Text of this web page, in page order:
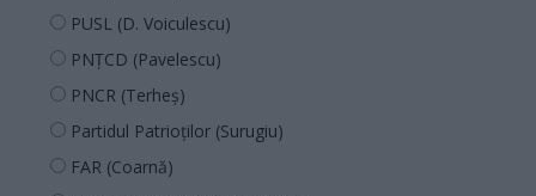
PUSL (D. Voiculescu)
PNȚCD (Pavelescu)
PNCR (Terheș)
Partidul Patrioților (Surugiu)
FAR (Coarnă)